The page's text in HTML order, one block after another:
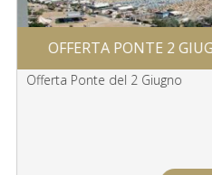
OFFERTA PONTE 2
Offerta Ponte del 2 Giugno